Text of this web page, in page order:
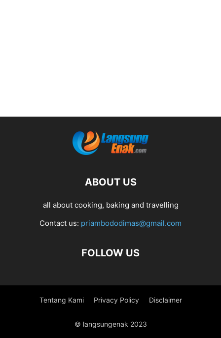
ABOUT US
all about cooking, baking and travelling
Contact us: priambododimas@gmail.com
FOLLOW US
Tentang Kami Privacy Policy Disclaimer
© langsungenak 2023